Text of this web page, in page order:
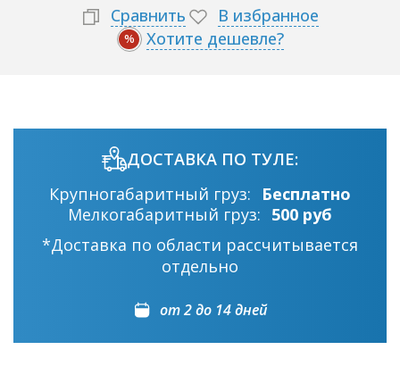
Сравнить В избранное
% Хотите дешевле?
ДОСТАВКА ПО ТУЛЕ:
Крупногабаритный груз:
Бесплатно
Мелкогабаритный груз: 500 руб
*Доставка по области рассчитывается
отдельно
от 2 до 14 дней